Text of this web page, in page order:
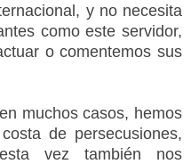
y no necesita
como este servidor,
o comentemos sus
muchos casos, hemos
de persecusiones,
vez también nos